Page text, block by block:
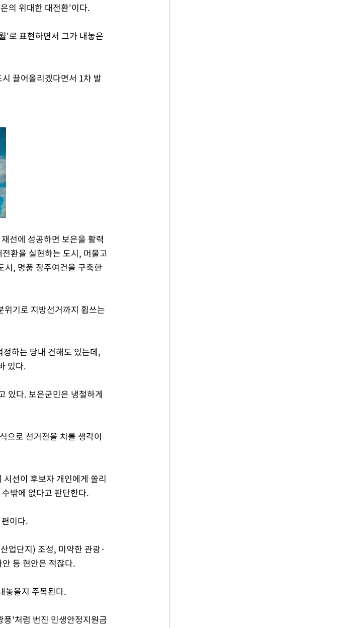
의 위대한 대전환'이다.
'로 표현하면서 그가 내놓은
끌어올리겠다면서 1차 발
선에 성공하면 보은을 활력
환을 실현하는 도시, 머물고
시, 명품 정주여건을 구축한
기로 지방선거까지 휩쓰는
하는 당내 견해도 있는데,
있다.
있다. 보은군민은 냉철하게
으로 선거전을 치를 생각이
선이 후보자 개인에게 쏠리
밖에 없다고 판단한다.
이다.
업단지) 조성, 미약한 관광·
등 현안은 적잖다.
놓을지 주목된다.
'처럼 번진 민생안정지원금